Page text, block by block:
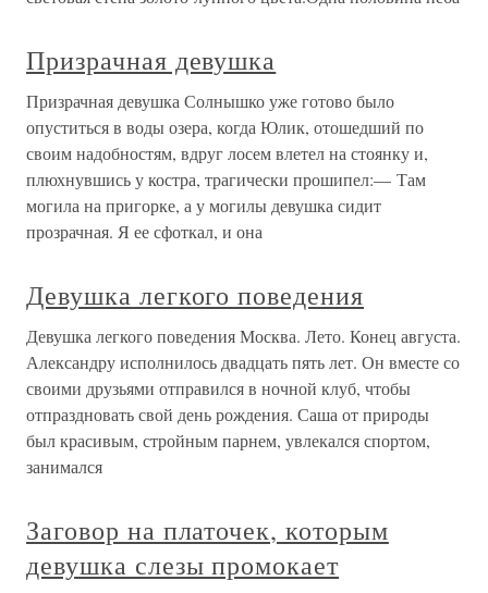
Призрачная девушка
Призрачная девушка Солнышко уже готово было
опуститься в воды озера, когда Юлик, отошедший по
своим надобностям, вдруг лосем влетел на стоянку и,
плюхнувшись у костра, трагически прошипел:— Там
могила на пригорке, а у могилы девушка сидит
прозрачная. Я ее сфоткал, и она
Девушка легкого поведения
Девушка легкого поведения Москва. Лето. Конец августа.
Александру исполнилось двадцать пять лет. Он вместе со
своими друзьями отправился в ночной клуб, чтобы
отпраздновать свой день рождения. Саша от природы
был красивым, стройным парнем, увлекался спортом,
занимался
Заговор на платочек, которым
девушка слезы промокает